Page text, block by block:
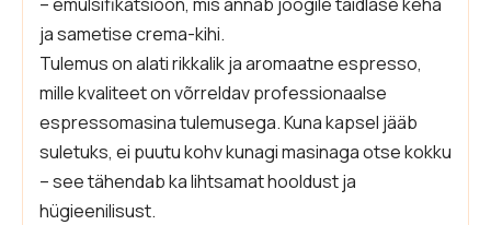
ja sametise crema-kihi.
Tulemus on alati rikkalik ja aromaatne espresso,
mille kvaliteet on võrreldav professionaalse
espressomasina tulemusega. Kuna kapsel jääb
suletuks, ei puutu kohv kunagi masinaga otse kokku
– see tähendab ka lihtsamat hooldust ja
hügieenilisust.